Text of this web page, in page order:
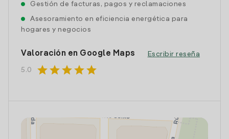
Gestión de facturas, pagos y reclamaciones
Asesoramiento en eficiencia energética para
hogares y negocios
Valoración en Google Maps
5.0 starstarstarstarstar
Escribir reseña